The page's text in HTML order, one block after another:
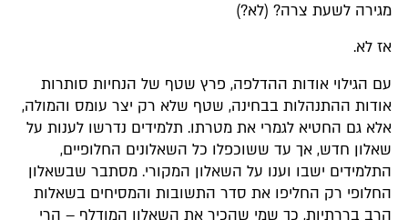
מגירה לשעת צרה? (לא?)
אז לא.
עם הגילוי אודות ההדלפה, פרץ שטף של הנחיות סותרות
אודות ההתנהלות בבחינה, שטף שלא רק יצר עומס והמולה,
אלא גם החטיא לגמרי את מטרתו. תלמידים נדרשו לענות על
שאלון חדש, אך עד ששוכפלו כל השאלונים החלופיים,
התלמידים ישבו וענו על השאלון המקורי. מסתבר שבשאלון
החלופי רק החליפו את סדר התשובות והמסיחים בשאלות
הרב בררתיות, כך שמי שהכיר את השאלון המודלף – הרי